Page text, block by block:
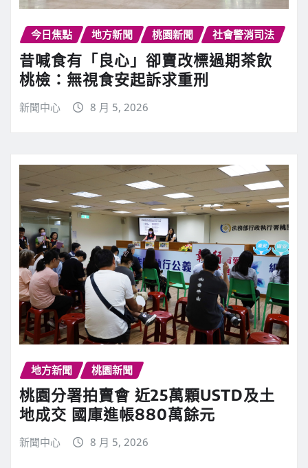
今日焦點 地方新聞 桃園新聞 社會警消司法
昔喊食有「良心」卻賣改標過期茶飲
桃檢：無視食安起訴求重刑
新聞中心 8 月 5, 2026
地方新聞 桃園新聞
桃園分署拍賣會 近25萬顆USTD及土
地成交 國庫進帳880萬餘元
新聞中心 8 月 5, 2026